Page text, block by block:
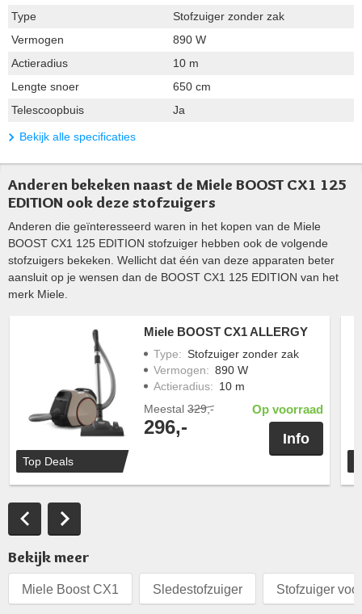
Type
Stofzuiger zonder zak
Vermogen
890 W
Actieradius
10 m
Lengte snoer
650 cm
Telescoopbuis
Ja
Bekijk alle specificaties
Anderen bekeken naast de Miele BOOST CX1 125
EDITION ook deze stofzuigers
Anderen die geïnteresseerd waren in het kopen van de Miele
BOOST CX1 125 EDITION stofzuiger hebben ook de volgende
stofzuigers bekeken. Wellicht dat één van deze apparaten beter
aansluit op je wensen dan de BOOST CX1 125 EDITION van het
merk Miele.
Top Deals
Miele BOOST CX1 ALLERGY
Type: Stofzuiger zonder zak
Vermogen: 890 W
Actieradius: 10 m
Meestal 329,-
296,-
Op voorraad
Info
Bekijk meer
Miele Boost CX1 Sledestofzuiger Stofzuiger